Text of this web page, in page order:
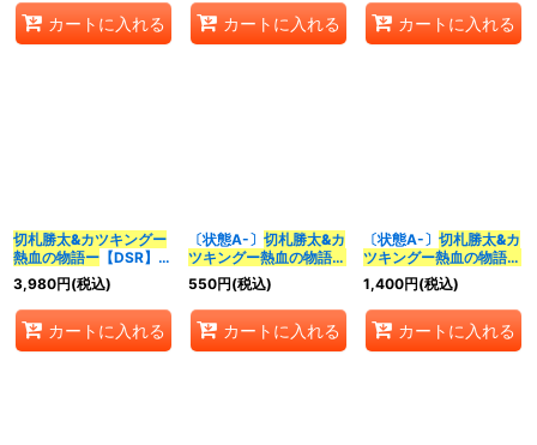
カートに入れる カートに入れる カートに入れる
切札勝太&カツキングー
熱血の物語ー 【DSR】
{22EX1超G1/超G10}
《多》
3,980円(税込)
カートに入れる
〔状態A-〕 切札勝太&カ
ツキングー熱血の物語ー
【DSR】
{23RP3TR1/TR9}
《多》
550円(税込)
カートに入れる
〔状態A-〕 切札勝太&カ
ツキングー熱血の物語ー
【DSR】{22EX1超2/超
50}《多》
1,400円(税込)
カートに入れる